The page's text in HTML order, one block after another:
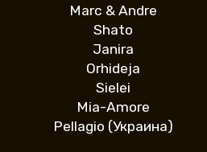
Marc & Andre
Shato
Janira
Orhideja
Sielei
Mia-Amore
Pellagio (Украина)